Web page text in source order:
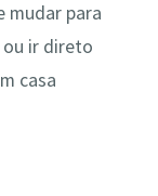
mudar para
ou ir direto
casa